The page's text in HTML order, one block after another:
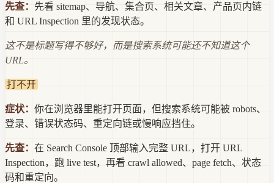
先查： 先看 sitemap、导航、集合页、相关文章、产品页内链
和 URL Inspection 里的发现状态。
这不是标题写得不够好，而是搜索系统可能还不知道这个
URL。
打不开
症状： 你在浏览器里能打开页面，但搜索系统可能被 robots、
登录、错误状态码、重定向链或慢响应挡住。
先查： 在 Search Console 顶部输入完整 URL，打开 URL
Inspection，跑 live test，再看 crawl allowed、page fetch、状态
码和重定向。